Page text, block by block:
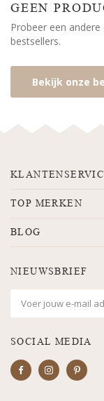
GEEN
Probeer een
bestsellers.
Bekijk onze
TOP MERKEN
BLOG
NIEUWSBRIEF
SOCIAL MEDIA